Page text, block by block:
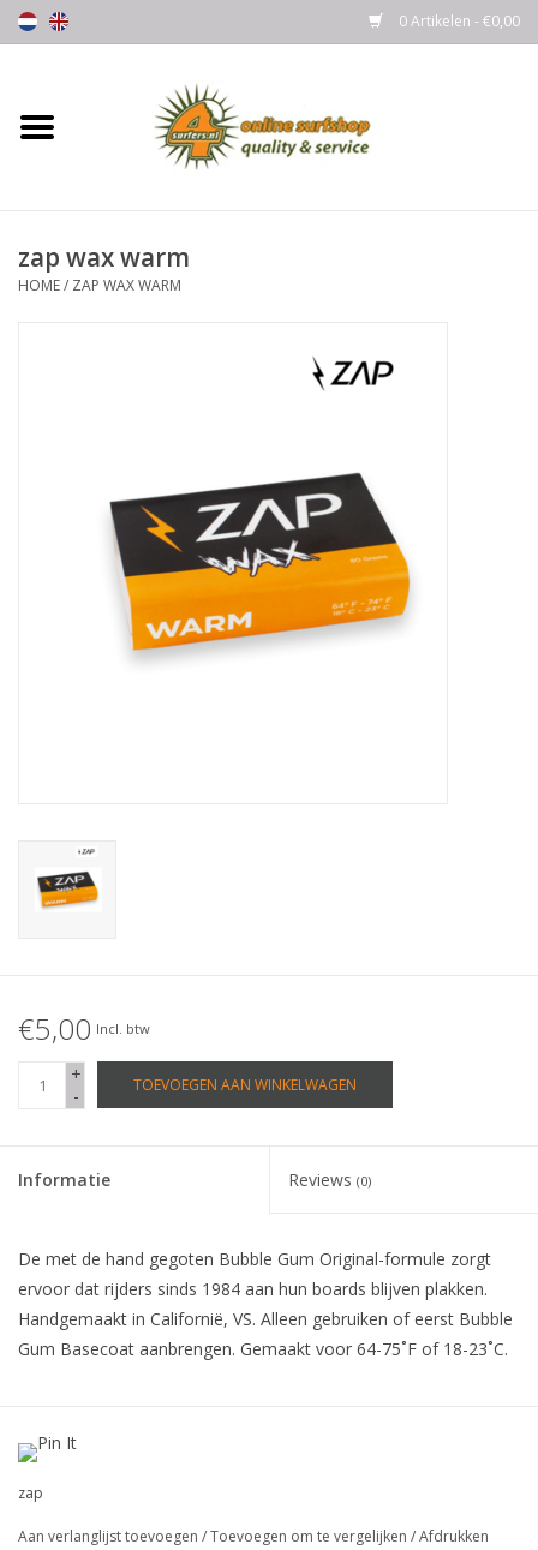
0 Artikelen - €0,00
Home
Wetsuits
Lycra's & UV protection
zap wax warm
HOME/ ZAP WAX WARM
€5,00 Incl. btw
+
-
TOEVOEGEN AAN WINKELWAGEN
Informatie Reviews (0)
De met de hand gegoten Bubble Gum Original-formule zorgt
ervoor dat rijders sinds 1984 aan hun boards blijven plakken.
Handgemaakt in Californië, VS. Alleen gebruiken of eerst Bubble
Gum Basecoat aanbrengen. Gemaakt voor 64-75˚F of 18-23˚C.
zap
Aan verlanglijst toevoegen /Toevoegen om te vergelijken /Afdrukken